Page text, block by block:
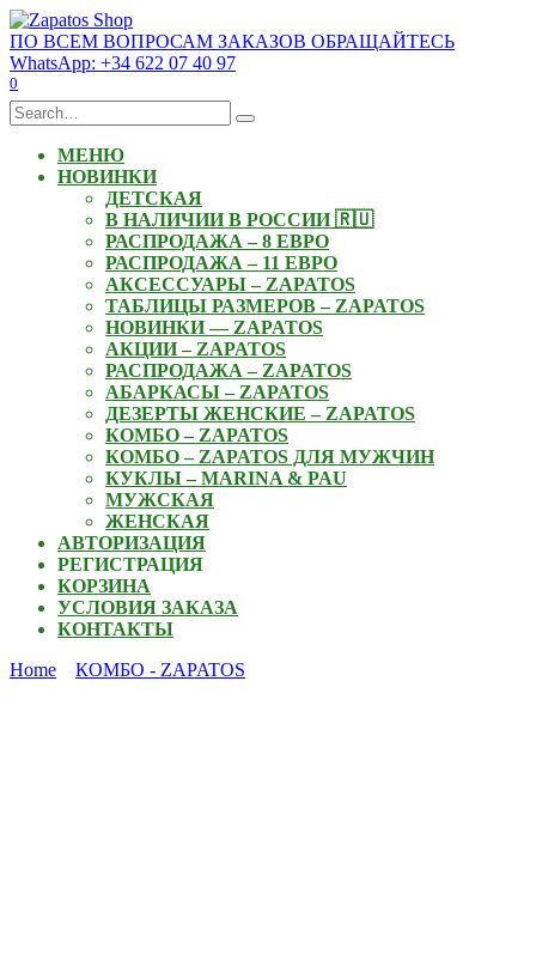
Skip
to
content
ПО ВСЕМ ВОПРОСАМ ЗАКАЗОВ ОБРАЩАЙТЕСЬ
WhatsApp: +34 622 07 40 97
0
Search
for:
МЕНЮ
НОВИНКИ
ДЕТСКАЯ
В НАЛИЧИИ В РОССИИ 🇷🇺
РАСПРОДАЖА – 8 ЕВРО
РАСПРОДАЖА – 11 ЕВРО
АКСЕССУАРЫ – ZAPATOS
ТАБЛИЦЫ РАЗМЕРОВ – ZAPATOS
НОВИНКИ — ZAPATOS
АКЦИИ – ZAPATOS
РАСПРОДАЖА – ZAPATOS
АБАРКАСЫ – ZAPATOS
ДЕЗЕРТЫ ЖЕНСКИЕ – ZAPATOS
КОМБО – ZAPATOS
КОМБО – ZAPATOS ДЛЯ МУЖЧИН
КУКЛЫ – MARINA & PAU
МУЖСКАЯ
ЖЕНСКАЯ
АВТОРИЗАЦИЯ
РЕГИСТРАЦИЯ
КОРЗИНА
УСЛОВИЯ ЗАКАЗА
КОНТАКТЫ
Home
КОМБО - ZAPATOS